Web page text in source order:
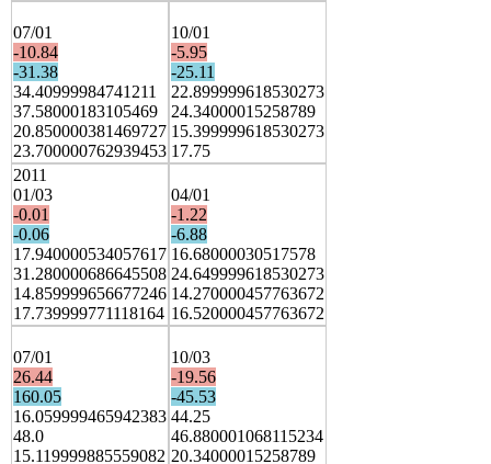
07/01
-10.84
-31.38
34.40999984741211
37.58000183105469
20.850000381469727
23.700000762939453
10/01
-5.95
-25.11
22.899999618530273
24.34000015258789
15.399999618530273
17.75
2011
01/03
-0.01
-0.06
17.940000534057617
31.280000686645508
14.859999656677246
17.739999771118164
04/01
-1.22
-6.88
16.68000030517578
24.649999618530273
14.270000457763672
16.520000457763672
07/01
26.44
160.05
16.059999465942383
48.0
15.119999885559082
10/03
-19.56
-45.53
44.25
46.880001068115234
20.34000015258789